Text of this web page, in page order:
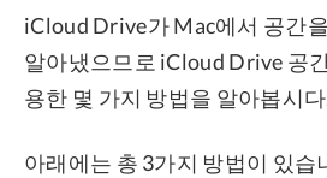
iCloud Drive가 Mac에서 공간
알아냈으므로 iCloud Drive 공
용한 몇 가지 방법을 알아봅시
아래에는 총 3가지 방법이 있습